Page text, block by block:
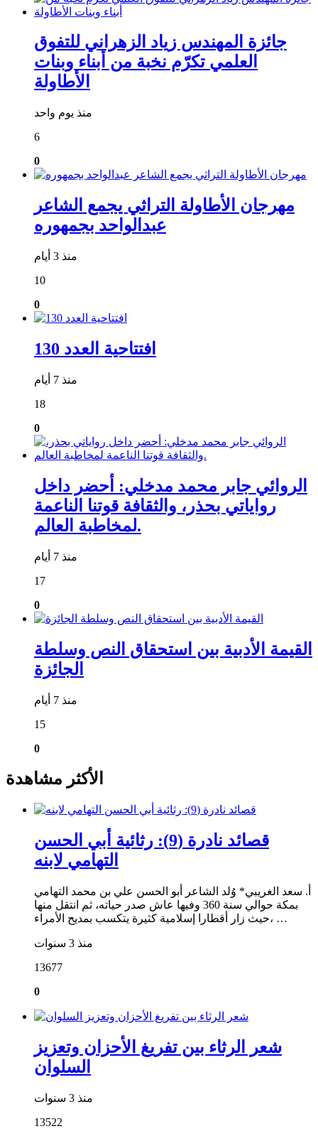
جائزة المهندس زياد الزهراني للتفوق
العلمي تكرّم نخبة من أبناء وبنات
الأطاولة
منذ يوم واحد
6
0
مهرجان الأطاولة التراثي يجمع الشاعر
عبدالواحد بجمهوره
منذ 3 أيام
10
0
افتتاحية العدد 130
منذ 7 أيام
18
0
الروائي جابر محمد مدخلي: أحضر داخل
رواياتي بحذر، والثقافة قوتنا الناعمة
لمخاطبة العالم.
منذ 7 أيام
17
0
القيمة الأدبية بين استحقاق النص وسلطة
الجائزة
منذ 7 أيام
15
0
الأكثر مشاهدة
قصائد نادرة (9): رثائية أبي الحسن
التهامي لابنه
أ. سعد الغريبي* وُلد الشاعر أبو الحسن علي بن محمد التهامي
بمكة حوالي سنة 360 وفيها عاش صدر حياته، ثم انتقل منها
حيث زار أقطارا إسلامية كثيرة يتكسب بمديح الأمراء، …
منذ 3 سنوات
13677
0
شعر الرثاء بين تفريغ الأحزان وتعزيز
السلوان
منذ 3 سنوات
13522